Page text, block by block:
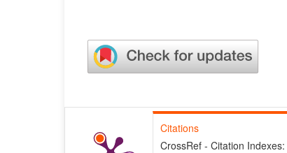
Citations
CrossRef - Citation Indexes: